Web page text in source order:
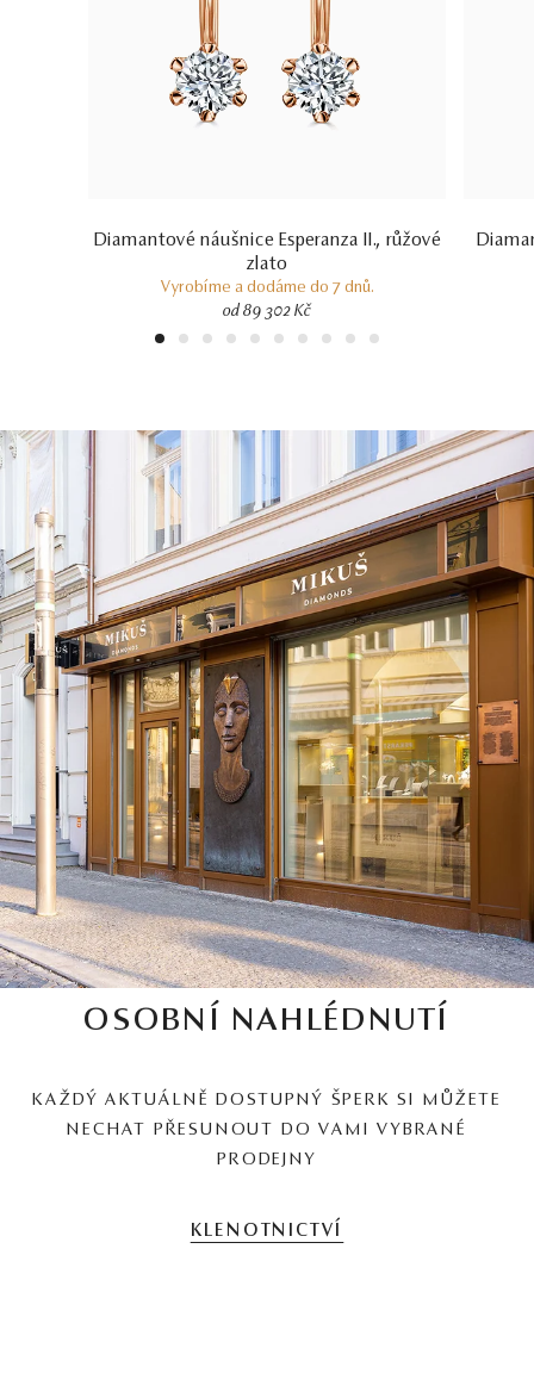
Diamantové náušnice Esperanza II., růžové
zlato
Vyrobíme a dodáme do 7 dnů.
od 89 302 Kč
1 2 3 4 5 6 7 8 9 10
OSOBNÍ NAHLÉDNUTÍ
KAŽDÝ AKTUÁLNĚ DOSTUPNÝ ŠPERK SI MŮŽETE
NECHAT PŘESUNOUT DO VAMI VYBRANÉ
PRODEJNY
KLENOTNICTVÍ